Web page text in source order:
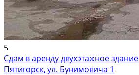
5
Сдам в аренду двухэтажное
Пятигорск, ул. Бунимовича 1